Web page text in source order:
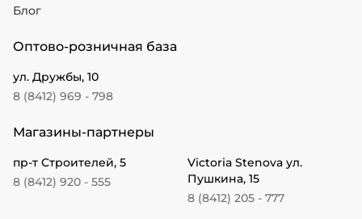
Блог
Оптово-розничная база
ул. Дружбы, 10
8 (8412) 969 - 798
Магазины-партнеры
пр-т Строителей, 5
8 (8412) 920 - 555
Victoria Stenova ул.
Пушкина, 15
8 (8412) 205 - 777